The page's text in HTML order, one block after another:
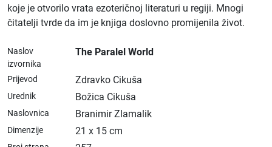
koje je otvorilo vrata ezoteričnoj literaturi u regiji. Mnogi
čitatelji tvrde da im je knjiga doslovno promijenila život.
Naslov
izvornika
The Paralel World
Prijevod Zdravko Cikuša
Urednik Božica Cikuša
Naslovnica Branimir Zlamalik
Dimenzije 21 x 15 cm